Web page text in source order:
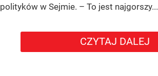
polityków w Sejmie. – To jest najgorszy...
CZYTAJ DALEJ